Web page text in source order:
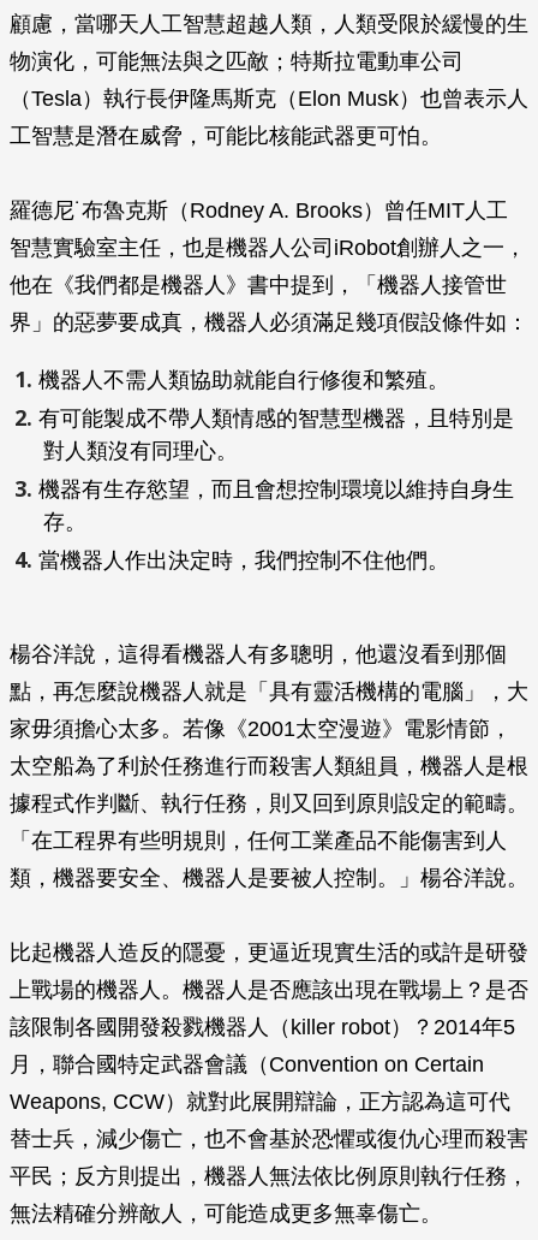
顧慮，當哪天人工智慧超越人類，人類受限於緩慢的生
物演化，可能無法與之匹敵；特斯拉電動車公司
（Tesla）執行長伊隆馬斯克（Elon Musk）也曾表示人
工智慧是潛在威脅，可能比核能武器更可怕。
羅德尼˙布魯克斯（Rodney A. Brooks）曾任MIT人工
智慧實驗室主任，也是機器人公司iRobot創辦人之一，
他在《我們都是機器人》書中提到，「機器人接管世
界」的惡夢要成真，機器人必須滿足幾項假設條件如：
機器人不需人類協助就能自行修復和繁殖。
有可能製成不帶人類情感的智慧型機器，且特別是
對人類沒有同理心。
機器有生存慾望，而且會想控制環境以維持自身生
存。
當機器人作出決定時，我們控制不住他們。
楊谷洋說，這得看機器人有多聰明，他還沒看到那個
點，再怎麼說機器人就是「具有靈活機構的電腦」，大
家毋須擔心太多。若像《2001太空漫遊》電影情節，
太空船為了利於任務進行而殺害人類組員，機器人是根
據程式作判斷、執行任務，則又回到原則設定的範疇。
「在工程界有些明規則，任何工業產品不能傷害到人
類，機器要安全、機器人是要被人控制。」楊谷洋說。
比起機器人造反的隱憂，更逼近現實生活的或許是研發
上戰場的機器人。機器人是否應該出現在戰場上？是否
該限制各國開發殺戮機器人（killer robot）？2014年5
月，聯合國特定武器會議（Convention on Certain
Weapons, CCW）就對此展開辯論，正方認為這可代
替士兵，減少傷亡，也不會基於恐懼或復仇心理而殺害
平民；反方則提出，機器人無法依比例原則執行任務，
無法精確分辨敵人，可能造成更多無辜傷亡。